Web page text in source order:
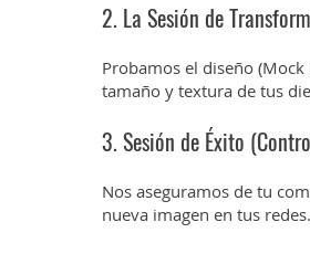
2. La Sesión de
Probamos el diseño
tamaño y textura de tus
3. Sesión de Éxito
Nos aseguramos de tu
nueva imagen en tus redes.